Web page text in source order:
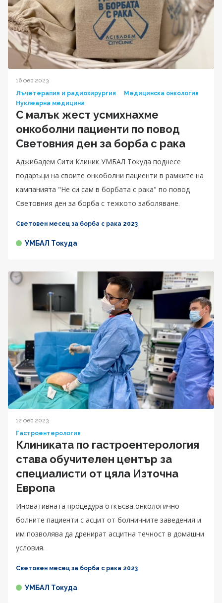
16 фев 2023
Лъчетерапия и радиохирургия
Медицинска онкология
Нуклеарна медицина
С малък жест усмихнахме
онкоболни пациенти по повод
Световния ден за борба с рака
Аджибадем Сити Клиник УМБАЛ Токуда поднесе
подаръци на своите онкоболни пациенти в рамките на
кампанията "Не си сам в борбата с рака" по повод
Световния ден за борба с тежкото заболяване.
Световен месец за борба с рака 2023
УМБАЛ Токуда
12 фев 2023
Гастроентерология
Клиниката по гастроентерология
става обучителен център за
специалисти от цяла Източна
Европа
Иновативната процедура откъсва онкологично
болните пациенти с асцит от болничните заведения и
им позволява да дренират асцитна течност в домашни
условия.
Световен месец за борба с рака 2023
УМБАЛ Токуда